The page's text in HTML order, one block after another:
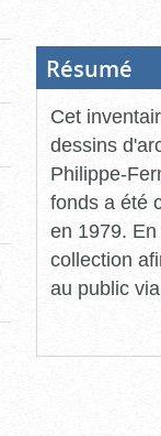
Résumé
Cet
dessins
Philippe-
fonds a été
en 1979.
collection
au public